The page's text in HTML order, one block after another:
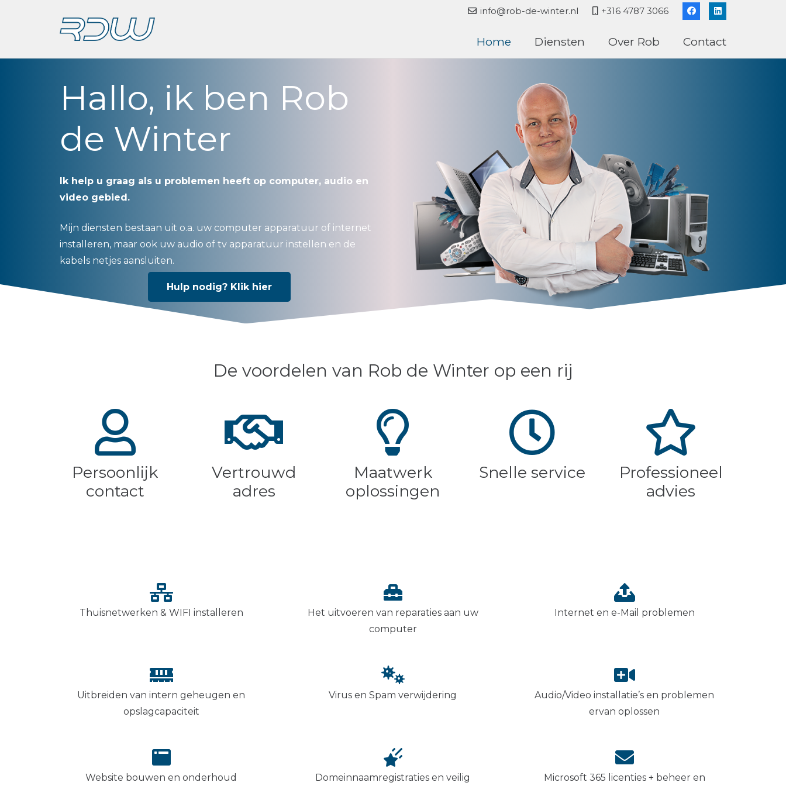
info@rob-de-winter.nl +316 4787 3066
Home Diensten Over Rob Contact
Hallo, ik ben Rob
de Winter
Ik help u graag als u problemen heeft op computer, audio en
video gebied.
Mijn diensten bestaan uit o.a. uw computer apparatuur of internet
installeren, maar ook uw audio of tv apparatuur instellen en de
kabels netjes aansluiten.
Hulp nodig? Klik hier
De voordelen van Rob de Winter op een rij
Persoonlijk
contact
Vertrouwd
adres
Maatwerk
oplossingen
Snelle service
Professioneel
advies
Thuisnetwerken & WIFI installeren
Het uitvoeren van reparaties aan uw
computer
Internet en e-Mail problemen
Uitbreiden van intern geheugen en
opslagcapaciteit
Virus en Spam verwijdering
Audio/Video installatie’s en problemen
ervan oplossen
Website bouwen en onderhoud Domeinnaamregistraties en veilig Microsoft 365 licenties + beheer en